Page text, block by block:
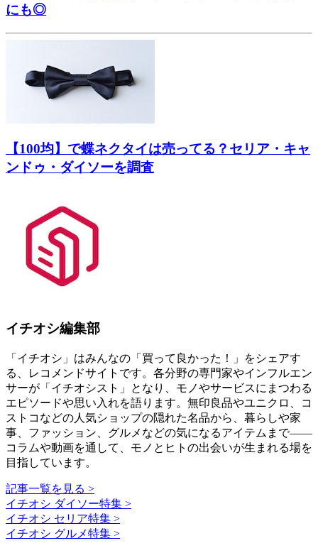
にも◎
【100均】で蝶ネクタイは売ってる？セリア・キャ
ンドゥ・ダイソーを調査
イチオシ編集部
「イチオシ」はみんなの「買って良かった！」をシェアす
る、レコメンドサイトです。各分野の専門家やインフルエン
サーが「イチオシスト」となり、モノやサービスにまつわる
エピソードや思い入れを語ります。無印良品やユニクロ、コ
ストコなどの人気ショップの隠れた名品から、暮らしや家
事、ファッション、グルメなどの気になるアイテムまで――
コラムや動画を通して、モノとヒトの出会いが生まれる場を
目指しています。
記事一覧を見る >
イチオシ ダイソー特集 >
イチオシ セリア特集 >
イチオシ グルメ特集 >